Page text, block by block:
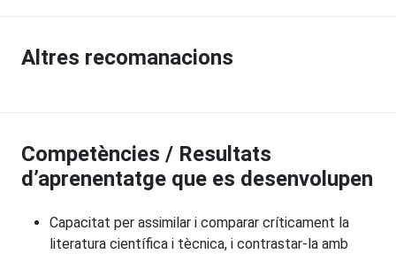
Altres recomanacions
Competències / Resultats
d’aprenentatge que es desenvolupen
Capacitat per assimilar i comparar críticament la
literatura científica i tècnica, i contrastar-la amb